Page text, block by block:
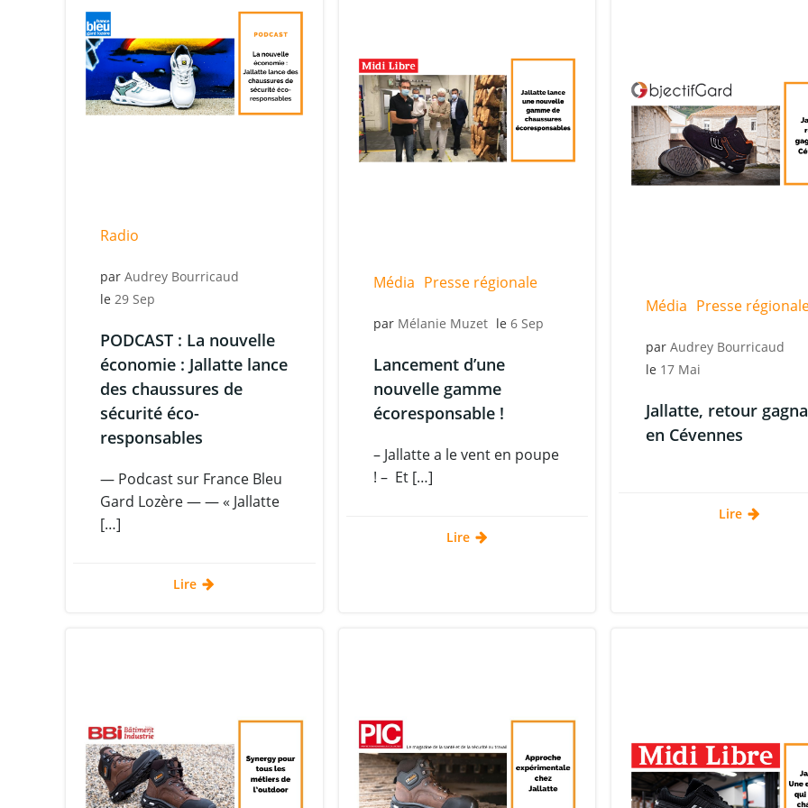
Radio
par Audrey Bourricaud
le 29 Sep
PODCAST : La nouvelle
économie : Jallatte lance
des chaussures de
sécurité éco-
responsables
— Podcast sur France Bleu
Gard Lozère — — « Jallatte
[…]
Lire
Média Presse régionale
par Mélanie Muzet le 6 Sep
Lancement d’une
nouvelle gamme
écoresponsable !
– Jallatte a le vent en poupe
! – Et […]
Lire
Média Presse
par Audrey Bourricaud
le 17 Mai
Jallatte, retour
en Cévennes
Lire